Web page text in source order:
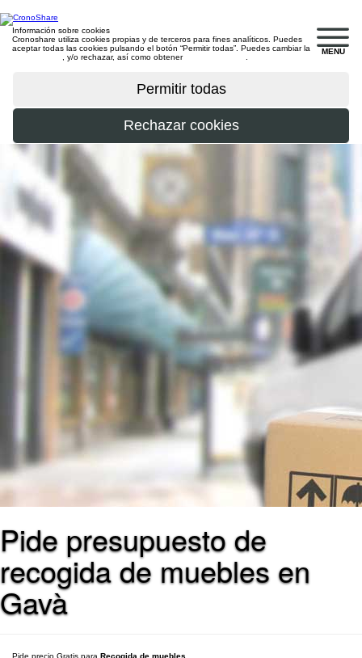
MENU
Información sobre cookies
Cronoshare utiliza cookies propias y de terceros para fines analíticos. Puedes
aceptar todas las cookies pulsando el botón “Permitir todas”. Puedes cambiar la
, y/o rechazar, así como obtener
Pide presupuesto de
recogida de muebles en
Gavà
Pide precio Gratis para Recogida de muebles